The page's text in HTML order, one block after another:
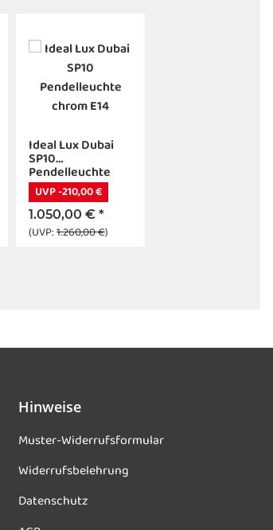
Ideal Lux Dubai
SP10
Pendelleuchte
chrom E14
UVP -210,00 €
1.050,00 € *
(UVP:1.260,00 €)
Hinweise
Muster-Widerrufsformular
Widerrufsbelehrung
Datenschutz